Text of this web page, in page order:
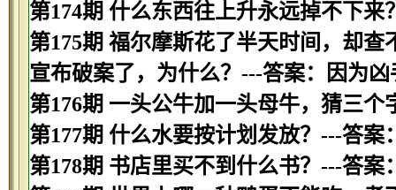
第174期 什么东西往上升永远掉不下来
第175期 福尔摩斯花了半天时间，却
宣布破案了，为什么？---答案：因为凶
第176期 一头公牛加一头母牛，猜三个
第177期 什么水要按计划发放？---答案
第178期 书店里买不到什么书？---答案